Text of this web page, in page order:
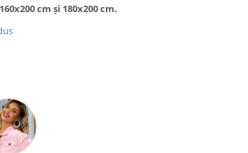
cm şi 180x200 cm.